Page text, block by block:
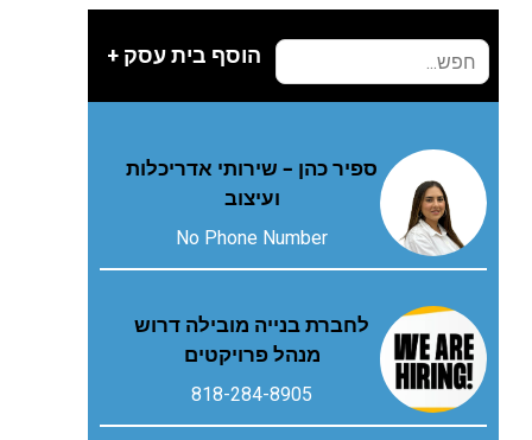
הוסף בית עסק +
ספיר כהן – שירותי אדריכלות
ועיצוב
No Phone Number
לחברת בנייה מובילה דרוש
מנהל פרויקטים
818-284-8905